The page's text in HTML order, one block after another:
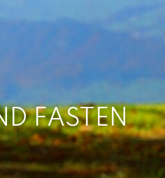
FASTEN